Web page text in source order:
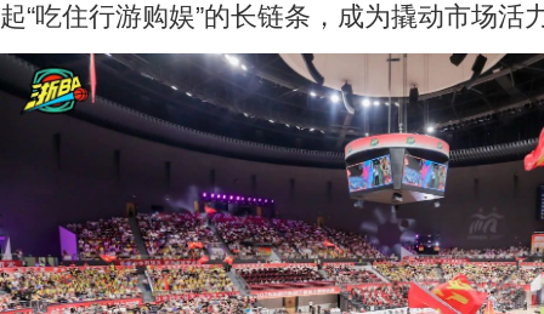
起“吃住行游购娱”的长链条，成为撬动市场活